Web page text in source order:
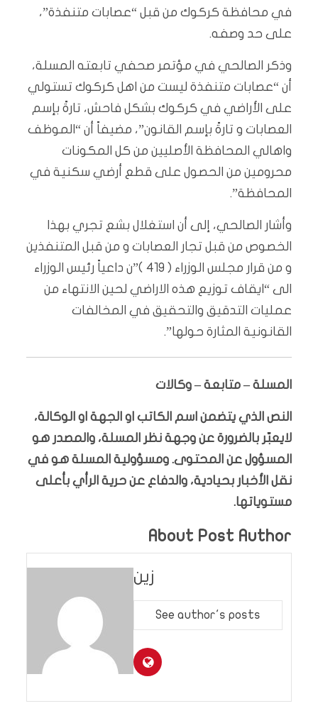
في محافظة كركوك من قبل “عصابات متنفذة”،
على حد وصفه.
وذكر الصالحي في مؤتمر صحفي تابعته المسلة،
أن “عصابات متنفذة ليست من اهل كركوك تستولي
على الأراضي في كركوك بشكل فاحش، تارةً بإسم
العصابات و تارةً بإسم القانون”، مضيفاً أن “الموظف
واهالي المحافظة الأصليين من كل المكونات
محرومين من الحصول على قطع أرضي سكنية في
المحافظة”.
وأشار الصالحي، إلى أن استغلال بشع تجري بهذا
الخصوص من قبل تجار العصابات و من قبل المتنفذين
و من قرار مجلس الوزراء ( 419 )”ن داعياً رئيس الوزراء
الى “ايقاف توزيع هذه الاراضي لحين الانتهاء من
عمليات التدقيق والتحقيق في المخالفات
القانونية المثارة حولها”.
المسلة – متابعة – وكالات
النص الذي يتضمن اسم الكاتب او الجهة او الوكالة،
لايعبّر بالضرورة عن وجهة نظر المسلة، والمصدر هو
المسؤول عن المحتوى. ومسؤولية المسلة هو في
نقل الأخبار بحيادية، والدفاع عن حرية الرأي بأعلى
مستوياتها.
About Post Author
زين
See author's posts